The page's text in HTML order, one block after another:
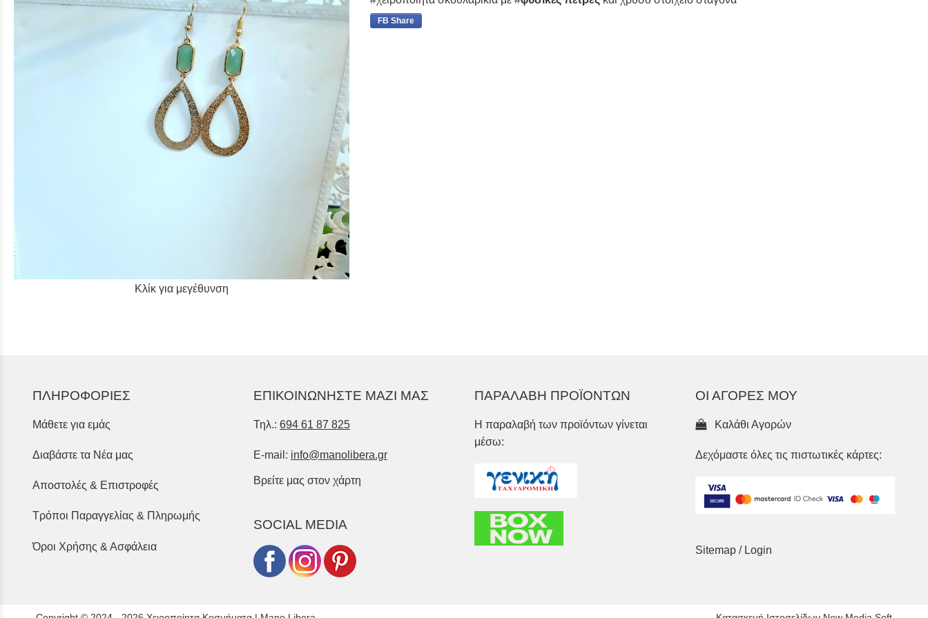
Κλίκ για μεγέθυνση
FB Share
ΠΛΗΡΟΦΟΡΙΕΣ
Μάθετε για εμάς
Διαβάστε τα Νέα μας
Αποστολές & Επιστροφές
Τρόποι Παραγγελίας & Πληρωμής
Όροι Χρήσης & Ασφάλεια
ΕΠΙΚΟΙΝΩΝΗΣΤΕ ΜΑΖΙ ΜΑΣ
Τηλ.: 694 61 87 825
E-mail: info@manolibera.gr
Βρείτε μας στον χάρτη
SOCIAL MEDIA
ΠΑΡΑΛΑΒΗ ΠΡΟΪΟΝΤΩΝ
Η παραλαβή των προϊόντων γίνεται
μέσω:
ΟΙ ΑΓΟΡΕΣ ΜΟΥ
Καλάθι Αγορών
Δεχόμαστε όλες τις πιστωτικές κάρτες:
Sitemap / Login